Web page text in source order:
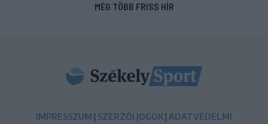
MÉG TÖBB FRISS HÍR
IMPRESSZUM | SZERZŐI JOGOK | ADATVÉDELMI